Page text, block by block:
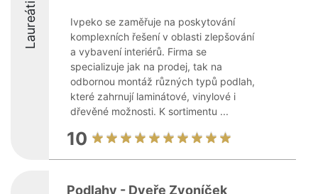
Laureáti
Ivpeko se zaměřuje na poskytování
komplexních řešení v oblasti zlepšování
a vybavení interiérů. Firma se
specializuje jak na prodej, tak na
odbornou montáž různých typů podlah,
které zahrnují laminátové, vinylové i
dřevěné možnosti. K sortimentu ...
10
Podlahy - Dveře Zvoníček